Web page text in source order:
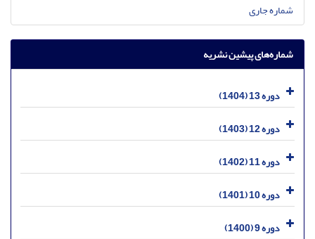
شماره جاری
شماره‌های پیشین نشریه
دوره 13 (1404)
دوره 12 (1403)
دوره 11 (1402)
دوره 10 (1401)
دوره 9 (1400)